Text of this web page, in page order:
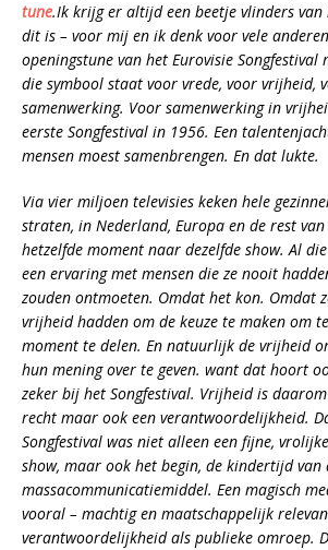
tune.Ik krijg er altijd een beetje vlinders
dit is – voor mij en ik denk voor vele
openingstune van het Eurovisie Songfestival
die symbool staat voor vrede, voor vrijheid,
samenwerking. Voor samenwerking in
eerste Songfestival in 1956. Een
mensen moest samenbrengen. En dat lukte.
Via vier miljoen televisies keken hele
straten, in Nederland, Europa en de rest
hetzelfde moment naar dezelfde show. Al
een ervaring met mensen die ze nooit
zouden ontmoeten. Omdat het kon. Omdat
vrijheid hadden om de keuze te maken om
moment te delen. En natuurlijk de vrijheid
hun mening over te geven. want dat hoort
zeker bij het Songfestival. Vrijheid is
recht maar ook een verantwoordelijkheid.
Songfestival was niet alleen een fijne,
show, maar ook het begin, de kindertijd van
massacommunicatiemiddel. Een magisch
vooral – machtig en maatschappelijk
verantwoordelijkheid als publieke omroep.